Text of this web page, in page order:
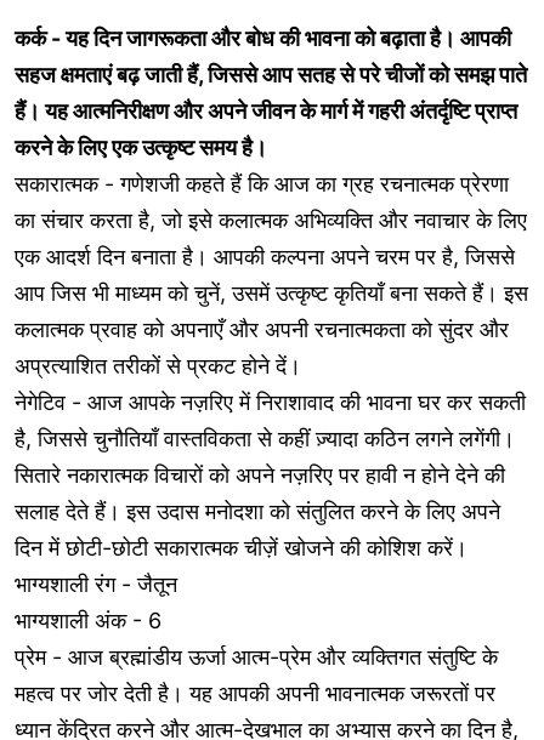
कर्क - यह दिन जागरूकता और बोध की भावना को बढ़ाता है। आपकी
सहज क्षमताएं बढ़ जाती हैं, जिससे आप सतह से परे चीजों को समझ पाते
हैं। यह आत्मनिरीक्षण और अपने जीवन के मार्ग में गहरी अंतर्दृष्टि प्राप्त
करने के लिए एक उत्कृष्ट समय है।
सकारात्मक - गणेशजी कहते हैं कि आज का ग्रह रचनात्मक प्रेरणा
का संचार करता है, जो इसे कलात्मक अभिव्यक्ति और नवाचार के लिए
एक आदर्श दिन बनाता है। आपकी कल्पना अपने चरम पर है, जिससे
आप जिस भी माध्यम को चुनें, उसमें उत्कृष्ट कृतियाँ बना सकते हैं। इस
कलात्मक प्रवाह को अपनाएँ और अपनी रचनात्मकता को सुंदर और
अप्रत्याशित तरीकों से प्रकट होने दें।
नेगेटिव - आज आपके नज़रिए में निराशावाद की भावना घर कर सकती
है, जिससे चुनौतियाँ वास्तविकता से कहीं ज़्यादा कठिन लगने लगेंगी।
सितारे नकारात्मक विचारों को अपने नज़रिए पर हावी न होने देने की
सलाह देते हैं। इस उदास मनोदशा को संतुलित करने के लिए अपने
दिन में छोटी-छोटी सकारात्मक चीज़ें खोजने की कोशिश करें।
भाग्यशाली रंग - जैतून
भाग्यशाली अंक - 6
प्रेम - आज ब्रह्मांडीय ऊर्जा आत्म-प्रेम और व्यक्तिगत संतुष्टि के
महत्व पर जोर देती है। यह आपकी अपनी भावनात्मक जरूरतों पर
ध्यान केंद्रित करने और आत्म-देखभाल का अभ्यास करने का दिन है,